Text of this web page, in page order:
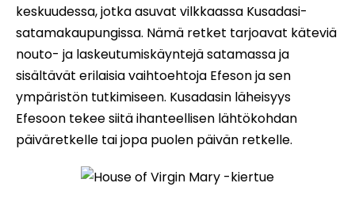
keskuudessa, jotka asuvat vilkkaassa Kusadasi-
satamakaupungissa. Nämä retket tarjoavat käteviä
nouto- ja laskeutumiskäyntejä satamassa ja
sisältävät erilaisia vaihtoehtoja Efeson ja sen
ympäristön tutkimiseen. Kusadasin läheisyys
Efesoon tekee siitä ihanteellisen lähtökohdan
päiväretkelle tai jopa puolen päivän retkelle.